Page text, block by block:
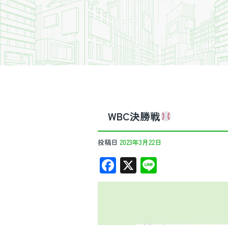
WBC決勝戦
投稿日 2023年3月22日
F
ac
X
n